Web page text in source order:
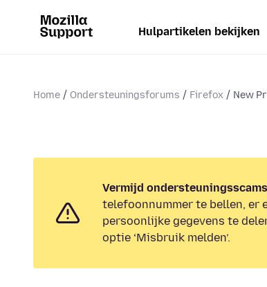
Hulpartikelen bekijken
Home Ondersteuningsforums Firefox New
Vermijd
telefoonnummer te bellen, er
persoonlijke gegevens te
optie ‘Misbruik melden’.